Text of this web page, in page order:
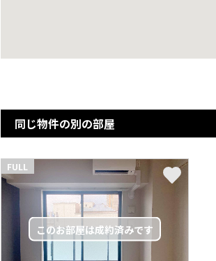
同じ物件の別の部屋
FULL